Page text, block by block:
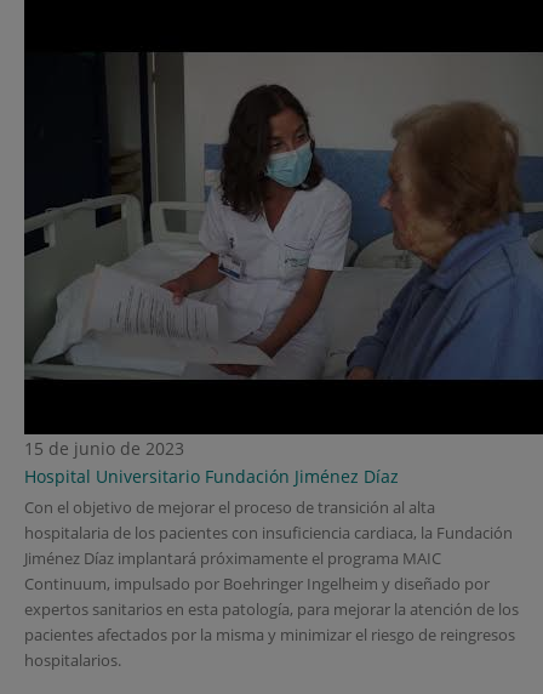
15 de junio de 2023
Hospital Universitario Fundación Jiménez Díaz
Con el objetivo de mejorar el proceso de transición al alta
hospitalaria de los pacientes con insuficiencia cardiaca, la Fundación
Jiménez Díaz implantará próximamente el programa MAIC
Continuum, impulsado por Boehringer Ingelheim y diseñado por
expertos sanitarios en esta patología, para mejorar la atención de los
pacientes afectados por la misma y minimizar el riesgo de reingresos
hospitalarios.